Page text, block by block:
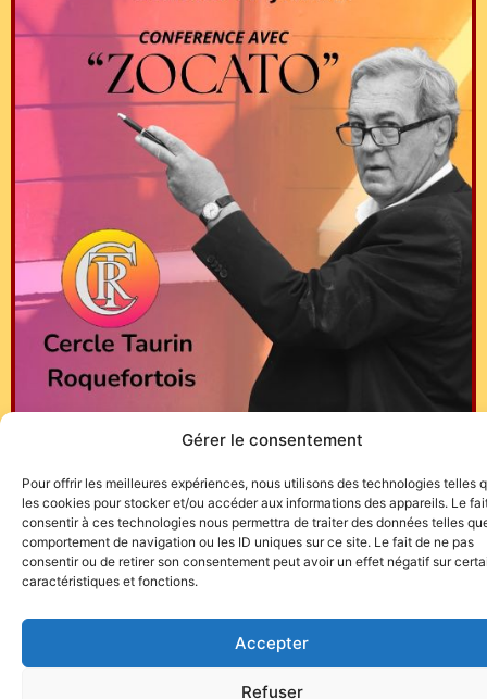
Gérer le consentement
Pour offrir les meilleures expériences, nous utilisons des technologies telles
les cookies pour stocker et/ou accéder aux informations des appareils. Le
consentir à ces technologies nous permettra de traiter des données telles
comportement de navigation ou les ID uniques sur ce site. Le fait de ne pas
consentir ou de retirer son consentement peut avoir un effet négatif sur
caractéristiques et fonctions.
Accepter
Refuser
Site de l'association TOROFIESTA